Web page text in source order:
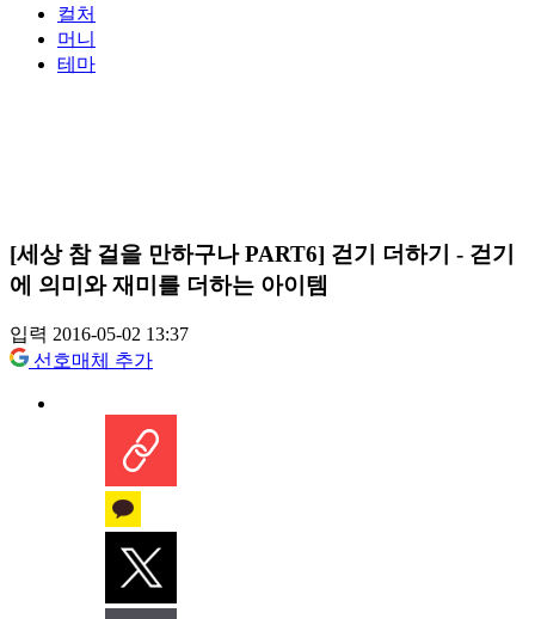
컬처
머니
테마
[세상 참 걸을 만하구나 PART6] 걷기 더하기 - 걷기
에 의미와 재미를 더하는 아이템
입력 2016-05-02 13:37
선호매체 추가